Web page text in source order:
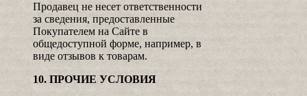
Продавец не несет ответственности
за сведения, предоставленные
Покупателем на Сайте в
общедоступной форме, например, в
виде отзывов к товарам.
10. ПРОЧИЕ УСЛОВИЯ